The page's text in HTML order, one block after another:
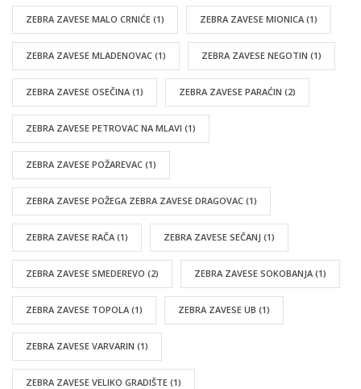
ZEBRA ZAVESE MALO CRNIĆE (1) ZEBRA ZAVESE MIONICA (1)
ZEBRA ZAVESE MLADENOVAC (1) ZEBRA ZAVESE NEGOTIN (1)
ZEBRA ZAVESE OSEČINA (1) ZEBRA ZAVESE PARAĆIN (2)
ZEBRA ZAVESE PETROVAC NA MLAVI (1)
ZEBRA ZAVESE POŽAREVAC (1)
ZEBRA ZAVESE POŽEGA ZEBRA ZAVESE DRAGOVAC (1)
ZEBRA ZAVESE RAČA (1) ZEBRA ZAVESE SEČANJ (1)
ZEBRA ZAVESE SMEDEREVO (2) ZEBRA ZAVESE SOKOBANJA (1)
ZEBRA ZAVESE TOPOLA (1) ZEBRA ZAVESE UB (1)
ZEBRA ZAVESE VARVARIN (1)
ZEBRA ZAVESE VELIKO GRADIŠTE (1)